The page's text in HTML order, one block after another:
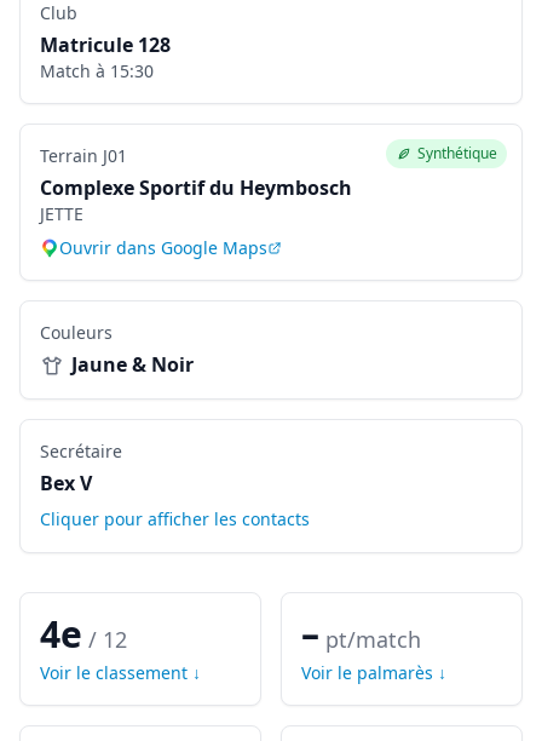
Club
Matricule 128
Match à 15:30
Synthétique
Terrain J01
Complexe Sportif du Heymbosch
JETTE
Ouvrir dans Google Maps
Couleurs
Jaune & Noir
Secrétaire
Bex V
Cliquer pour afficher les contacts
4e / 12
Voir le classement ↓
– pt/match
Voir le palmarès ↓